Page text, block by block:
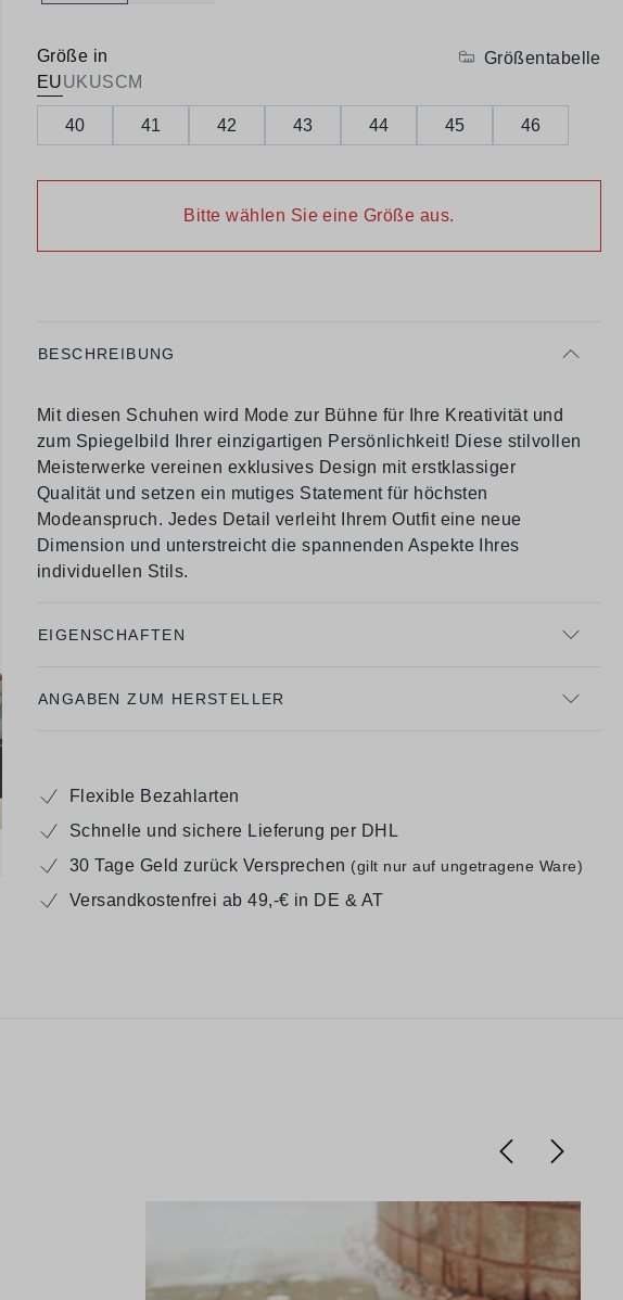
Größe in
EUUKUSCM
Größentabelle
40 41 42 43 44 45 46
Bitte wählen Sie eine Größe aus.
BESCHREIBUNG
Mit diesen Schuhen wird Mode zur Bühne für Ihre Kreativität und
zum Spiegelbild Ihrer einzigartigen Persönlichkeit! Diese stilvollen
Meisterwerke vereinen exklusives Design mit erstklassiger
Qualität und setzen ein mutiges Statement für höchsten
Modeanspruch. Jedes Detail verleiht Ihrem Outfit eine neue
Dimension und unterstreicht die spannenden Aspekte Ihres
individuellen Stils.
EIGENSCHAFTEN
ANGABEN ZUM HERSTELLER
Flexible Bezahlarten
Schnelle und sichere Lieferung per DHL
30 Tage Geld zurück Versprechen (gilt nur auf ungetragene Ware)
Versandkostenfrei ab 49,-€ in DE & AT